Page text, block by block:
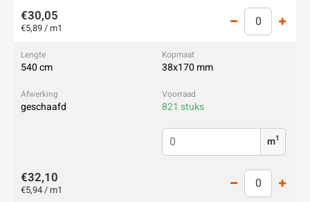
€30,05
€5,89 / m1
540 cm 38x170 mm
geschaafd 821 stuks
m1
€32,10
€5,94 / m1